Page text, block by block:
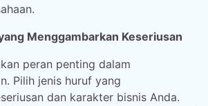
Menggambarkan Keseriusan
peran penting dalam
Pilih jenis huruf yang
dan karakter bisnis Anda.